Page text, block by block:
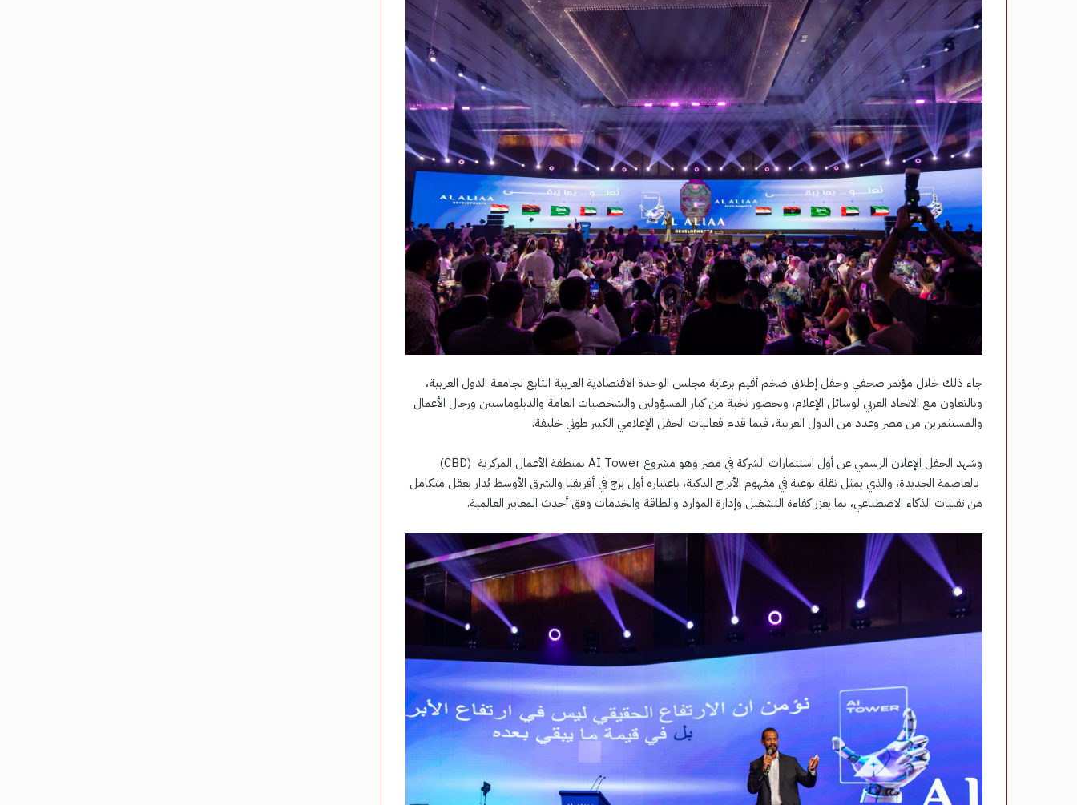
جاء ذلك خلال مؤتمر صحفي وحفل إطلاق ضخم أقيم برعاية مجلس الوحدة الاقتصادية العربية التابع لجامعة الدول العربية،
وبالتعاون مع الاتحاد العربي لوسائل الإعلام، وبحضور نخبة من كبار المسؤولين والشخصيات العامة والدبلوماسيين ورجال الأعمال
والمستثمرين من مصر وعدد من الدول العربية، فيما قدم فعاليات الحفل الإعلامي الكبير طوني خليفة.
وشهد الحفل الإعلان الرسمي عن أول استثمارات الشركة في مصر وهو مشروع AI Tower بمنطقة الأعمال المركزية (CBD)
بالعاصمة الجديدة، والذي يمثل نقلة نوعية في مفهوم الأبراج الذكية، باعتباره أول برج في أفريقيا والشرق الأوسط يُدار بعقل متكامل
من تقنيات الذكاء الاصطناعي، بما يعزز كفاءة التشغيل وإدارة الموارد والطاقة والخدمات وفق أحدث المعايير العالمية.